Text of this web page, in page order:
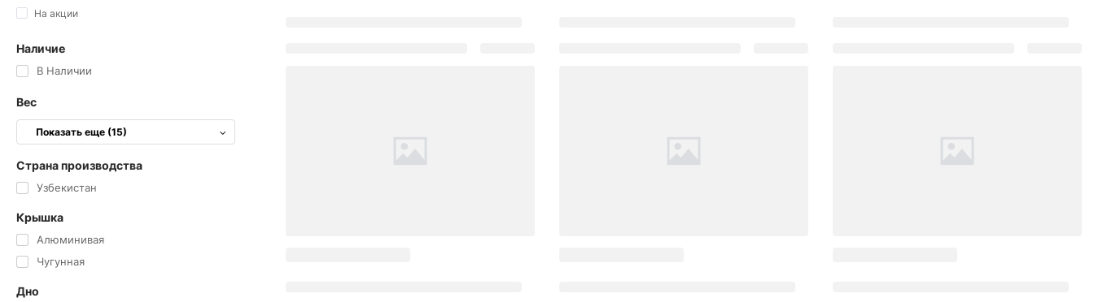
На акции
Наличие
В Наличии
Вес
Показать еще (15)
Страна производства
Узбекистан
Крышка
Алюминивая
Чугунная
Дно